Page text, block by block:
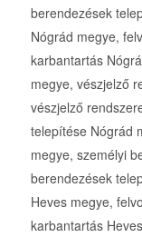
berendezések
Nógrád megye,
karbantartás
megye, vészjelző
vészjelző
telepítése Nógrád
megye, személyi
berendezések
Heves megye,
karbantartás